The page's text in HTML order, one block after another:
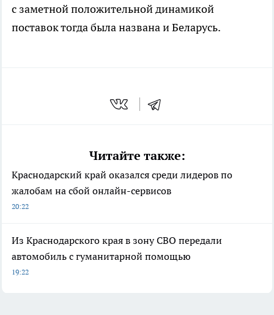
с заметной положительной динамикой
поставок тогда была названа и Беларусь.
Читайте также:
Краснодарский край оказался среди лидеров по
жалобам на сбой онлайн-сервисов
20:22
Из Краснодарского края в зону СВО передали
автомобиль с гуманитарной помощью
19:22